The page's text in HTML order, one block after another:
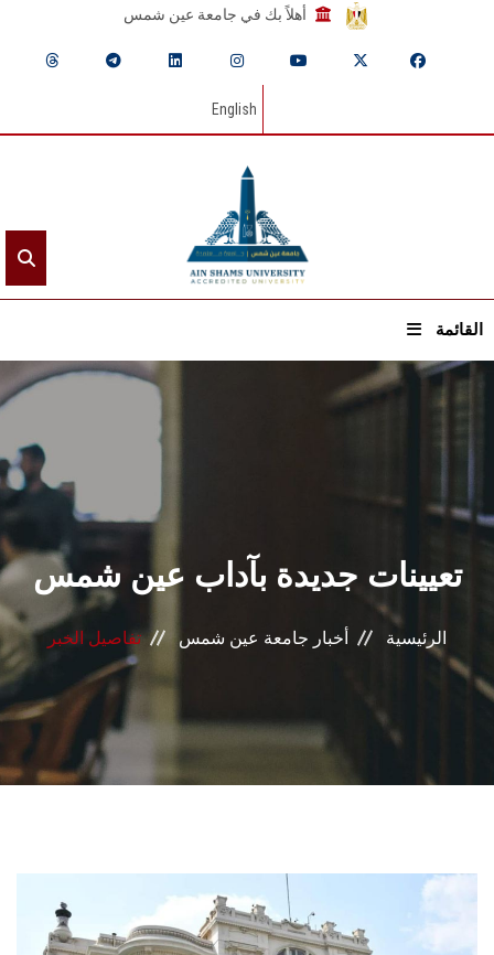
أهلاً بك في جامعة عين شمس
English
القائمة
الرئيسيـة
عن الجامعة
القطاعـات
الشئون الأكاديمية
البحث العلمي
الرعاية الصحية
المراكز والوحدات
الإعلام
تواصل معنا
تعيينات جديدة بآداب عين شمس
الرئيسية أخبار جامعة عين شمس تفاصيل الخبر